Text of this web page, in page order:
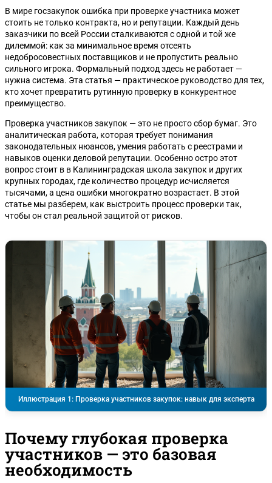
В мире госзакупок ошибка при проверке участника может
стоить не только контракта, но и репутации. Каждый день
заказчики по всей России сталкиваются с одной и той же
дилеммой: как за минимальное время отсеять
недобросовестных поставщиков и не пропустить реально
сильного игрока. Формальный подход здесь не работает —
нужна система. Эта статья — практическое руководство для тех,
кто хочет превратить рутинную проверку в конкурентное
преимущество.
Проверка участников закупок — это не просто сбор бумаг. Это
аналитическая работа, которая требует понимания
законодательных нюансов, умения работать с реестрами и
навыков оценки деловой репутации. Особенно остро этот
вопрос стоит в в Калининградская школа закупок и других
крупных городах, где количество процедур исчисляется
тысячами, а цена ошибки многократно возрастает. В этой
статье мы разберем, как выстроить процесс проверки так,
чтобы он стал реальной защитой от рисков.
Иллюстрация 1: Проверка участников закупок: навык для эксперта
Почему глубокая проверка
участников — это базовая
необходимость